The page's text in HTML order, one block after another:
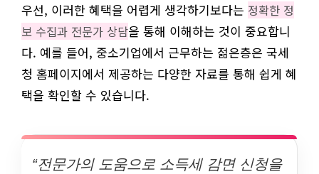
우선, 이러한 혜택을 어렵게 생각하기보다는 정확한 정
보 수집과 전문가 상담을 통해 이해하는 것이 중요합니
다. 예를 들어, 중소기업에서 근무하는 젊은층은 국세
청 홈페이지에서 제공하는 다양한 자료를 통해 쉽게 혜
택을 확인할 수 있습니다.
“전문가의 도움으로 소득세 감면 신청을